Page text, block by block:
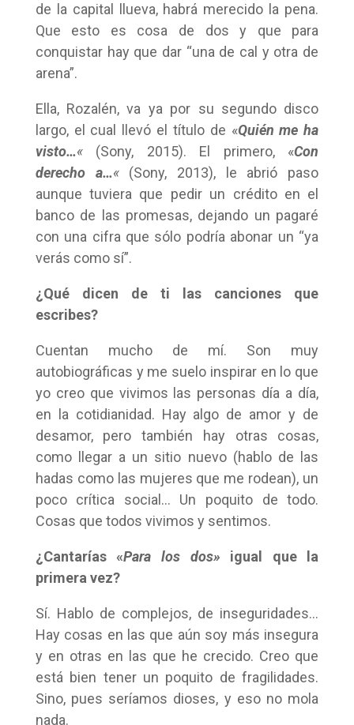
de la capital llueva, habrá merecido la pena.
Que esto es cosa de dos y que para
conquistar hay que dar “una de cal y otra de
arena”.
Ella, Rozalén, va ya por su segundo disco
largo, el cual llevó el título de «Quién me ha
visto…«(Sony, 2015). El primero, «Con
derecho a…«(Sony, 2013), le abrió paso
aunque tuviera que pedir un crédito en el
banco de las promesas, dejando un pagaré
con una cifra que sólo podría abonar un “ya
verás como sí”.
¿Qué dicen de ti las canciones que
escribes?
Cuentan mucho de mí. Son muy
autobiográficas y me suelo inspirar en lo que
yo creo que vivimos las personas día a día,
en la cotidianidad. Hay algo de amor y de
desamor, pero también hay otras cosas,
como llegar a un sitio nuevo (hablo de las
hadas como las mujeres que me rodean), un
poco crítica social… Un poquito de todo.
Cosas que todos vivimos y sentimos.
¿Cantarías «Para los dos» igual que la
primera vez?
Sí. Hablo de complejos, de inseguridades…
Hay cosas en las que aún soy más insegura
y en otras en las que he crecido. Creo que
está bien tener un poquito de fragilidades.
Sino, pues seríamos dioses, y eso no mola
nada.